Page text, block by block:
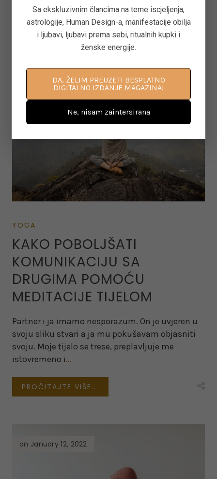
PROČITAJTE VIŠE...
on January 20, 2022
YOGA
KAKO POBOLJŠATI
KOMUNIKACIJU SA
DRUGIMA POMOĆU
MEDITACIJE TIJELOM
Partner i ja imamo nesporazum. On je uvjeren u
svoju sliku stvari a ja mu pokušavam objasniti
svoju. Moje tijelo se trese, preplavljuje me
istovremeno i…
PROČITAJTE VIŠE...
on January 12, 2022
Sa ekskluzivnim člancima na teme iscjeljenja,
astrologije, Human Design-a, manifestacije obilja
i ljubavi, ljubavi prema sebi, ritualnih kupki i
ženske energije.
DA, ŽELIM PREUZETI BESPLATNO
DIGITALNO IZDANJE MAGAZINA!
Ne, nisam zaintersirana